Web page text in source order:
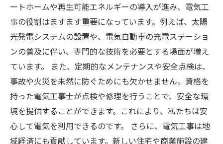
ートホームや再生可能エネルギーの導入が進み、電気工
事の役割はますます重要になっています。例えば、太陽
光発電システムの設置や、電気自動車の充電ステーショ
ンの普及に伴い、専門的な技術を必要とする場面が増え
ています。 また、定期的なメンテナンスや安全点検は、
事故や火災を未然に防ぐためにも欠かせません。資格を
持った電気工事士が点検や修理を行うことで、安全な環
境を提供することができます。これにより、私たちは安
心して電気を利用できるのです。 さらに、電気工事は地
域経済にも貢献しています。新しい住宅や商業施設の建